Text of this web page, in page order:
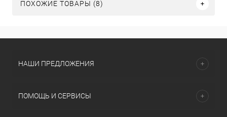
ПОХОЖИЕ ТОВАРЫ (8)
НАШИ ПРЕДЛОЖЕНИЯ
ПОМОЩЬ И СЕРВИСЫ